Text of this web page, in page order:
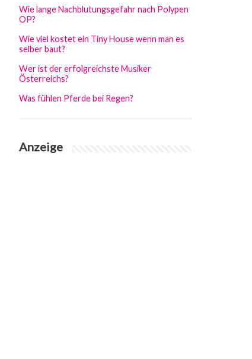
Wie lange Nachblutungsgefahr nach Polypen
OP?
Wie viel kostet ein Tiny House wenn man es
selber baut?
Wer ist der erfolgreichste Musiker
Österreichs?
Was fühlen Pferde bei Regen?
Anzeige